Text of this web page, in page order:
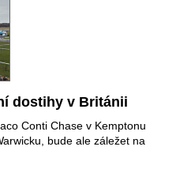
dostihy v Británii
Conti Chase v Kemptonu
bude ale záležet na